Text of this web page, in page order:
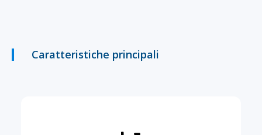
Caratteristiche principali